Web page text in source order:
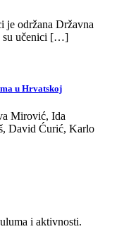
je održana Državna
su učenici […]
u Hrvatskoj
Mirović, Ida
David Ćurić, Karlo
i aktivnosti.